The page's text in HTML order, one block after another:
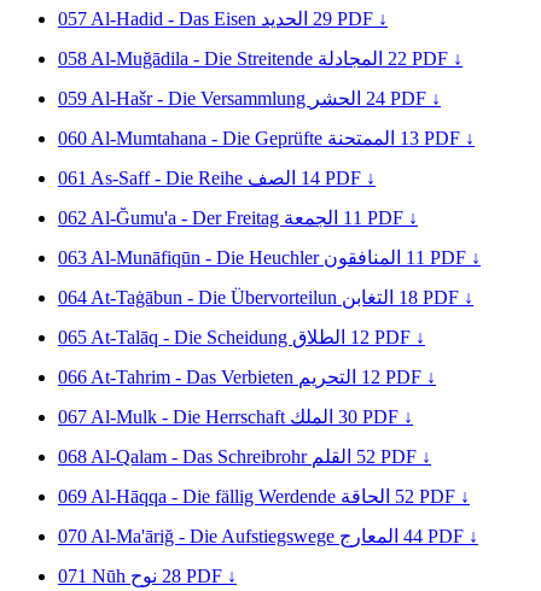
057 Al-Hadid - Das Eisen الحديد 29 PDF ↓
058 Al-Muğādila - Die Streitende المجادلة 22 PDF ↓
059 Al-Hašr - Die Versammlung الحشر 24 PDF ↓
060 Al-Mumtahana - Die Geprüfte الممتحنة 13 PDF ↓
061 As-Saff - Die Reihe الصف 14 PDF ↓
062 Al-Ğumu'a - Der Freitag الجمعة 11 PDF ↓
063 Al-Munāfiqūn - Die Heuchler المنافقون 11 PDF ↓
064 At-Taġābun - Die Übervorteilun التغابن 18 PDF ↓
065 At-Talāq - Die Scheidung الطلاق 12 PDF ↓
066 At-Tahrim - Das Verbieten التحريم 12 PDF ↓
067 Al-Mulk - Die Herrschaft الملك 30 PDF ↓
068 Al-Qalam - Das Schreibrohr القلم 52 PDF ↓
069 Al-Hāqqa - Die fällig Werdende الحاقة 52 PDF ↓
070 Al-Ma'āriğ - Die Aufstiegswege المعارج 44 PDF ↓
071 Nūh نوح 28 PDF ↓